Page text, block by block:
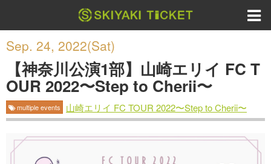
Sep. 24, 2022(Sat)
【神奈川公演1部】山崎エリイ FC T
OUR 2022〜Step to Cherii〜
multiple events 山崎エリイ FC TOUR 2022〜Step to Cherii〜